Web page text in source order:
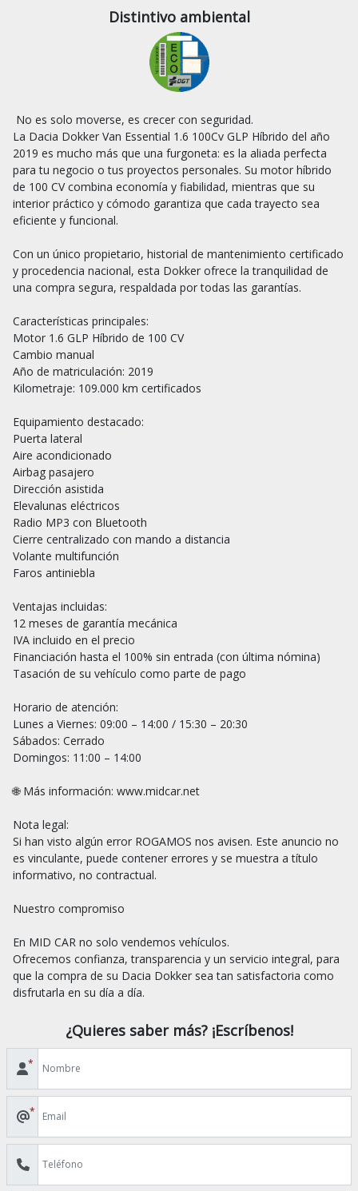
Distintivo ambiental
La Dacia Dokker Van Essential 1.6 100Cv GLP Híbrido del año
2019 es mucho más que una furgoneta: es la aliada perfecta
para tu negocio o tus proyectos personales. Su motor híbrido
de 100 CV combina economía y fiabilidad, mientras que su
interior práctico y cómodo garantiza que cada trayecto sea
eficiente y funcional.
Con un único propietario, historial de mantenimiento certificado
y procedencia nacional, esta Dokker ofrece la tranquilidad de
una compra segura, respaldada por todas las garantías.
Características principales:
Motor 1.6 GLP Híbrido de 100 CV
Cambio manual
Año de matriculación: 2019
Kilometraje: 109.000 km certificados
Equipamiento destacado:
Puerta lateral
Aire acondicionado
Airbag pasajero
Dirección asistida
Elevalunas eléctricos
Radio MP3 con Bluetooth
Cierre centralizado con mando a distancia
Volante multifunción
Faros antiniebla
Ventajas incluidas:
12 meses de garantía mecánica
IVA incluido en el precio
Financiación hasta el 100% sin entrada (con última nómina)
Tasación de su vehículo como parte de pago
Horario de atención:
Lunes a Viernes: 09:00 – 14:00 / 15:30 – 20:30
Sábados: Cerrado
Domingos: 11:00 – 14:00
🌐 Más información: www.midcar.net
Nota legal:
Si han visto algún error ROGAMOS nos avisen. Este anuncio no
es vinculante, puede contener errores y se muestra a título
informativo, no contractual.
Nuestro compromiso
En MID CAR no solo vendemos vehículos.
Ofrecemos confianza, transparencia y un servicio integral, para
que la compra de su Dacia Dokker sea tan satisfactoria como
¿Quieres saber más? ¡Escríbenos!
*
*